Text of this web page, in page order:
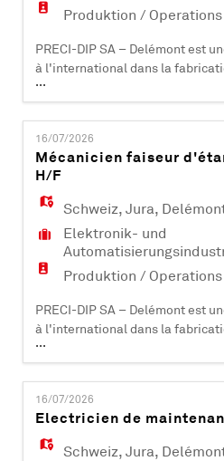
Sprache
IT
DE
ES
PT
Produktion / Operations
PRECI-DIP SA – Delémont est
à l'international dans la
composants électroniques
connecteurs). Certifiée ISO 9001,
9100 et IATF 16949, elle compte
collaborateurs et est active dans
industriels, aéronautiques,
médicaux et informatiques.
...
16/07/2026
Mécanicien faiseur
H/F
Schweiz,Jura,
Elektronik- und
Produktion / Operations
PRECI-DIP SA – Delémont est
à l'international dans la
composants électroniques
connecteurs). Certifiée ISO 9001,
9100 et IATF 16949, elle compte
collaborateurs et est active dans
industriels, aéronautiques,
médicaux et informatiques.
...
16/07/2026
Electricien de
Schweiz,Jura,